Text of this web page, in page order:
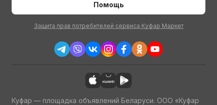
Помощь
Защита прав потребителей сервиса Куфар Маркет
Куфар — площадка объявлений Беларуси. ООО «Куфар